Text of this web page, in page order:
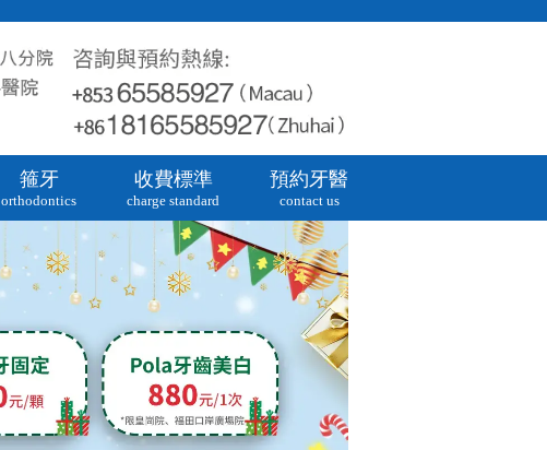
箍牙
orthodontics
收費標準
charge standard
預約牙醫
contact us